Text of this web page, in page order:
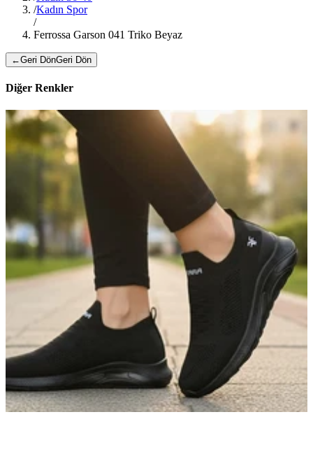
/Kadın Spor
/
Ferrossa Garson 041 Triko Beyaz
←Geri DönGeri Dön
Diğer Renkler